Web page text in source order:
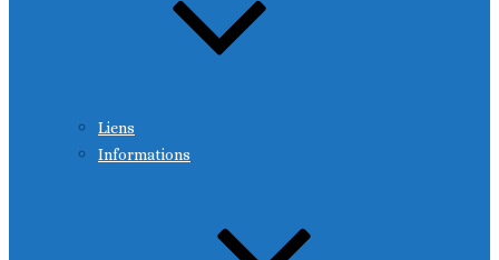
Liens
Informations